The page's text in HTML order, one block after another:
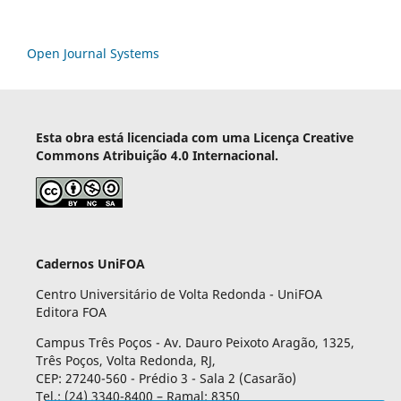
Open Journal Systems
Esta obra está licenciada com uma Licença Creative
Commons Atribuição 4.0 Internacional.
Cadernos UniFOA
Centro Universitário de Volta Redonda - UniFOA
Editora FOA
Campus Três Poços - Av. Dauro Peixoto Aragão, 1325,
Três Poços, Volta Redonda, RJ,
CEP: 27240-560 - Prédio 3 - Sala 2 (Casarão)
Tel.: (24) 3340-8400 – Ramal: 8350